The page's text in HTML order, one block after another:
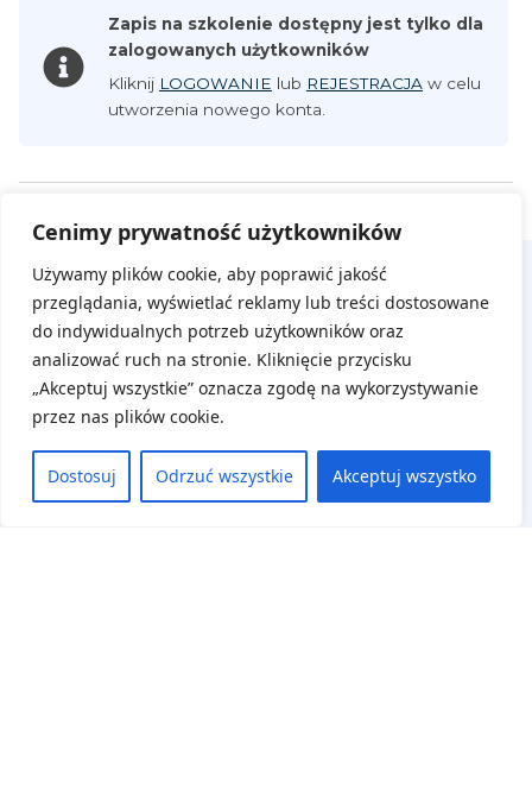
Cenimy prywatność użytkowników
Używamy plików cookie, aby poprawić jakość
przeglądania, wyświetlać reklamy lub treści dostosowane
do indywidualnych potrzeb użytkowników oraz
analizować ruch na stronie. Kliknięcie przycisku
„Akceptuj wszystkie” oznacza zgodę na wykorzystywanie
przez nas plików cookie.
Dostosuj Odrzuć wszystkie Akceptuj wszystko
Zapis na szkolenie dostępny jest tylko dla
zalogowanych użytkowników
Kliknij LOGOWANIE lub REJESTRACJA w celu
utworzenia nowego konta.
Aktualne wydarzenia